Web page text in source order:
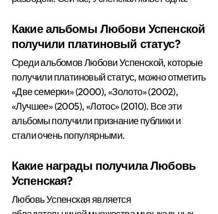
Какие альбомы Любови Успенской
получили платиновый статус?
Среди альбомов Любови Успенской, которые
получили платиновый статус, можно отметить
«Две семерки» (2000), «Золото» (2002),
«Лучшее» (2005), «Лотос» (2010). Все эти
альбомы получили признание публики и
стали очень популярными.
Какие награды получила Любовь
Успенская?
Любовь Успенская является